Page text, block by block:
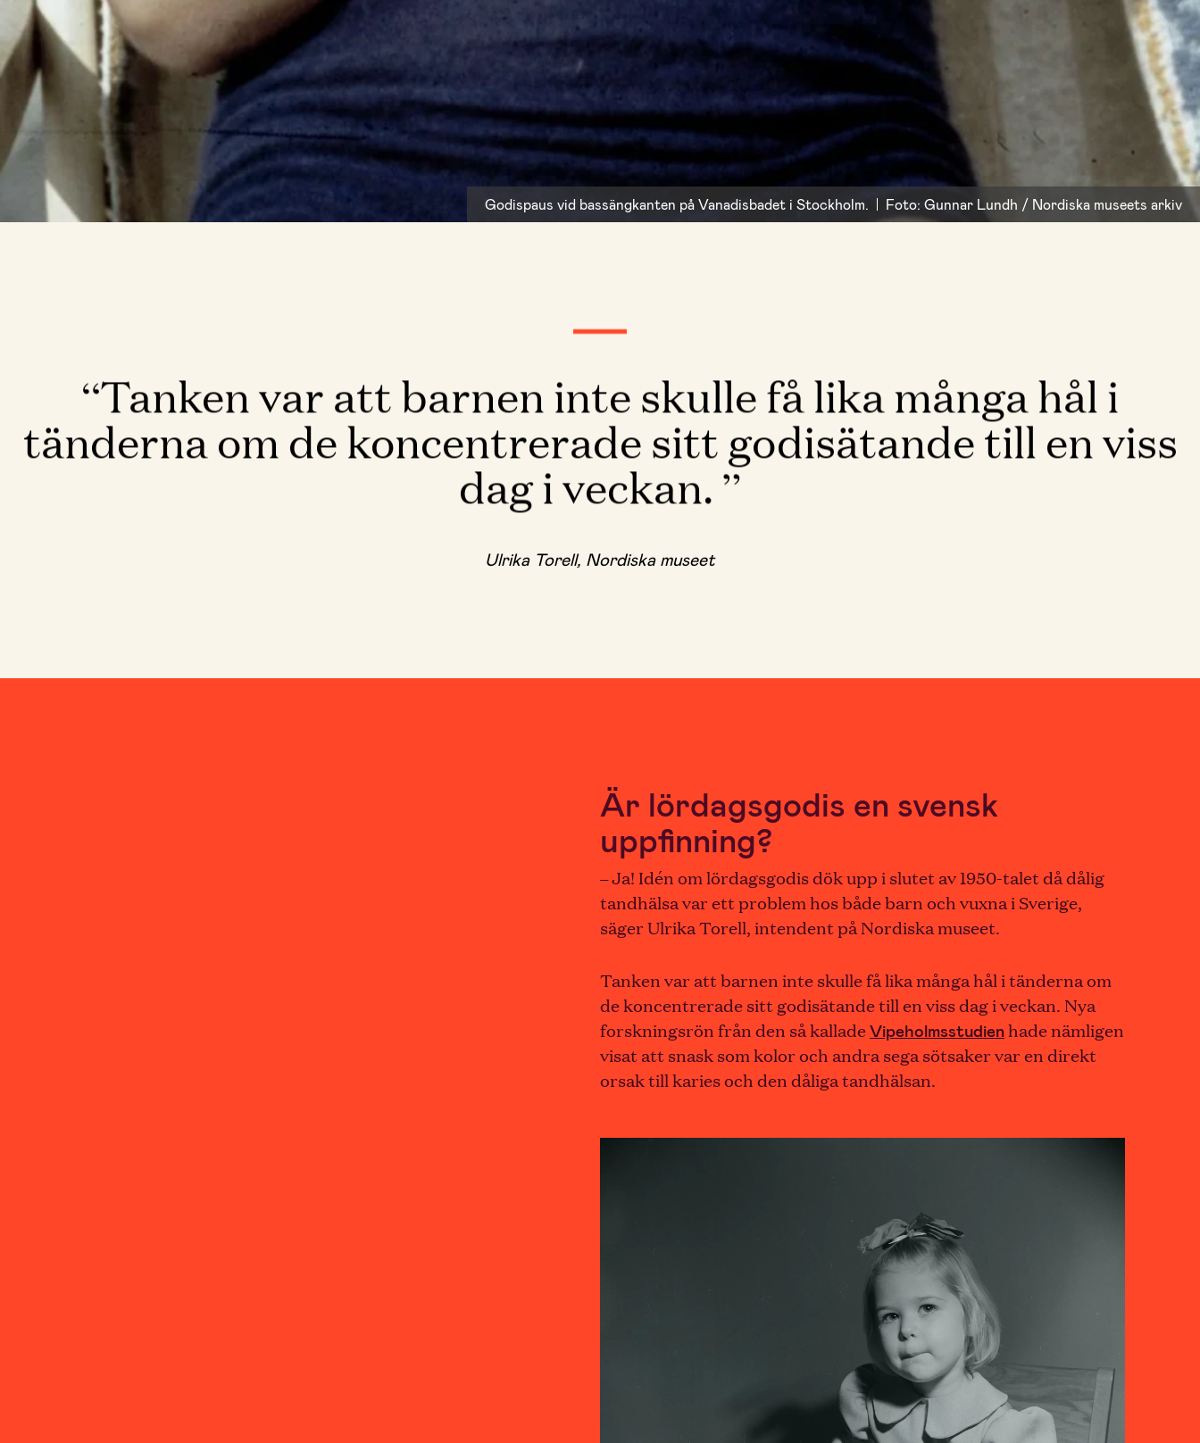
Godispaus vid bassängkanten på Vanadisbadet i Stockholm. Foto: Gunnar Lundh / Nordiska museets arkiv
Tanken var att barnen inte skulle få lika många hål i
tänderna om de koncentrerade sitt godisätande till en viss
dag i veckan.
Ulrika Torell, Nordiska museet
Är lördagsgodis en svensk
uppfinning?
– Ja! Idén om lördagsgodis dök upp i slutet av 1950-talet då dålig
tandhälsa var ett problem hos både barn och vuxna i Sverige,
säger Ulrika Torell, intendent på Nordiska museet.
Tanken var att barnen inte skulle få lika många hål i tänderna om
de koncentrerade sitt godisätande till en viss dag i veckan. Nya
forskningsrön från den så kalladeVipeholmsstudienhade nämligen
visat att snask som kolor och andra sega sötsaker var en direkt
orsak till karies och den dåliga tandhälsan.